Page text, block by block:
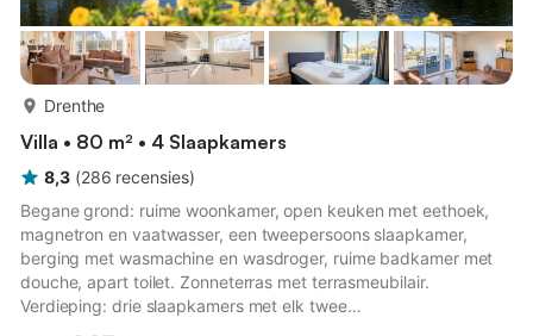
Drenthe
Villa • 80 m² • 4 Slaapkamers
8,3 (286 recensies)
Begane grond: ruime woonkamer, open keuken met eethoek,
magnetron en vaatwasser, een tweepersoons slaapkamer,
berging met wasmachine en wasdroger, ruime badkamer met
douche, apart toilet. Zonneterras met terrasmeubilair.
Verdieping: drie slaapkamers met elk twee